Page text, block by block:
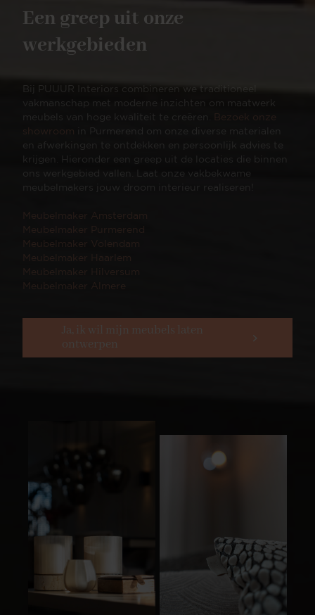
Een greep uit onze
werkgebieden
Bij PUUUR Interiors combineren we traditioneel
vakmanschap met moderne inzichten om maatwerk
meubels van hoge kwaliteit te creëren.
Bezoek onze
showroom in Purmerend om onze diverse materialen
en afwerkingen te ontdekken en persoonlijk advies te
krijgen. Hieronder een greep uit de locaties die binnen
ons werkgebied vallen. Laat onze vakbekwame
meubelmakers jouw droom interieur realiseren!
Meubelmaker Amsterdam
Meubelmaker Purmerend
Meubelmaker Volendam
Meubelmaker Haarlem
Meubelmaker Hilversum
Meubelmaker Almere
Ja, ik wil mijn meubels laten
ontwerpen